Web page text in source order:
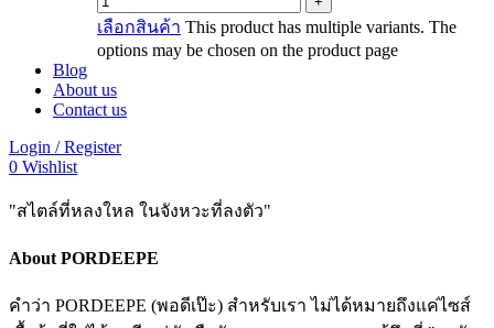
เลือกสินค้า This product has multiple variants. The
options may be chosen on the product page
Blog
About us
Contact us
Login / Register
0 Wishlist
"สไตล์ที่หลงใหล ในจังหวะที่ลงตัว"
About PORDEEPE
คำว่า PORDEEPE (พอดีเป๊ะ) สำหรับเรา ไม่ได้หมายถึงแค่ไซส์